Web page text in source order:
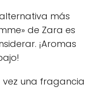
más
de Zara es
¡Aromas
una fragancia